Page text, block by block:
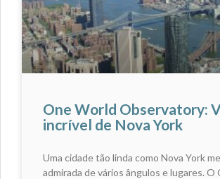
One World Observatory:
incrível de Nova York
Uma cidade tão linda como Nova York
admirada de vários ângulos e lugares. O